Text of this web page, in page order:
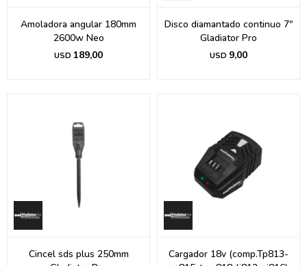
Amoladora angular 180mm
2600w Neo
USD 189,00
Disco diamantado continuo 7"
Gladiator Pro
USD 9,00
Cincel sds plus 250mm
Cargador 18v (comp.Tp813-